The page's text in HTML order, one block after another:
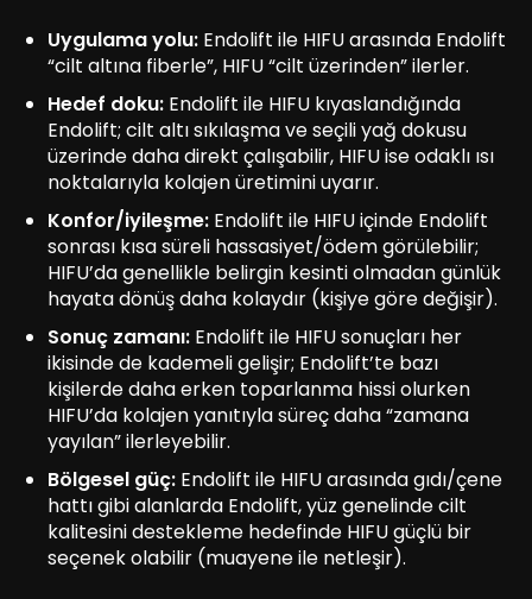
Uygulama yolu: Endolift ile HIFU arasında Endolift
“cilt altına fiberle”, HIFU “cilt üzerinden” ilerler.
Hedef doku: Endolift ile HIFU kıyaslandığında
Endolift; cilt altı sıkılaşma ve seçili yağ dokusu
üzerinde daha direkt çalışabilir, HIFU ise odaklı ısı
noktalarıyla kolajen üretimini uyarır.
Konfor/iyileşme: Endolift ile HIFU içinde Endolift
sonrası kısa süreli hassasiyet/ödem görülebilir;
HIFU’da genellikle belirgin kesinti olmadan günlük
hayata dönüş daha kolaydır (kişiye göre değişir).
Sonuç zamanı: Endolift ile HIFU sonuçları her
ikisinde de kademeli gelişir; Endolift’te bazı
kişilerde daha erken toparlanma hissi olurken
HIFU’da kolajen yanıtıyla süreç daha “zamana
yayılan” ilerleyebilir.
Bölgesel güç: Endolift ile HIFU arasında gıdı/çene
hattı gibi alanlarda Endolift, yüz genelinde cilt
kalitesini destekleme hedefinde HIFU güçlü bir
seçenek olabilir (muayene ile netleşir).